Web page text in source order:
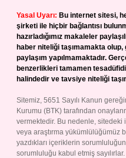
Yasal Uyarı: Bu internet sitesi,
şirketi ile hiçbir bağlantısı
hazırladığımız makaleler
haber niteliği taşımamakta
paylaşım yapılmamaktadır.
benzerlikleri tamamen
halindedir ve tavsiye niteliği
Sitemiz, 5651 Sayılı Kanun
Kurumu (BTK) tarafından
vermektedir. Bu nedenle,
veya araştırma yükümlülüğümüz
yazdıkları içeriklerin
sorumluluğu kabul etmiş sayılırlar.